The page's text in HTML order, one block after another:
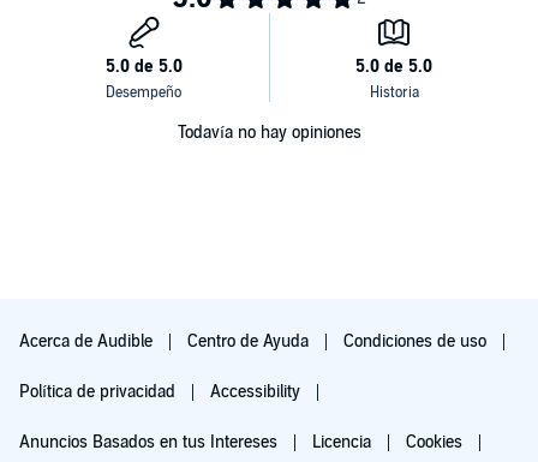
Todavía no hay opiniones
Acerca de Audible Centro de Ayuda Condiciones de uso
Política de privacidad Accessibility
Anuncios Basados en tus Intereses Licencia Cookies